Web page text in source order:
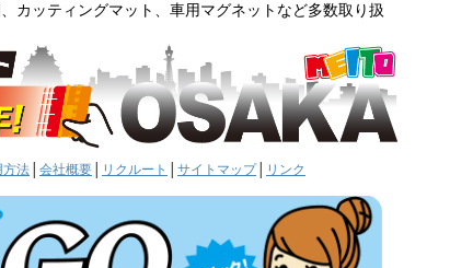
カッティングマット、車用マグネットなど多数取り扱
方法 会社概要 リクルート サイトマップ│ リンク